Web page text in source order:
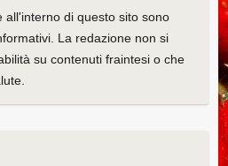
all'interno di questo sito sono
La redazione non si
su contenuti fraintesi o che